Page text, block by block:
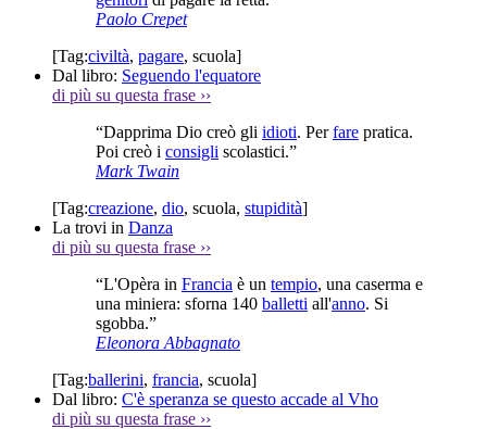
Paolo Crepet
[Tag:civiltà, pagare, scuola]
Dal libro: Seguendo l'equatore
di più su questa frase ››
“Dapprima Dio creò gli idioti. Perfare pratica.
Poi creò i consigli scolastici.”
Mark Twain
[Tag:creazione, dio, scuola, stupidità]
La trovi in Danza
di più su questa frase ››
“L'Opèra in Francia è un tempio, una caserma e
una miniera: sforna 140 balletti all'anno. Si
sgobba.”
Eleonora Abbagnato
[Tag:ballerini, francia, scuola]
Dal libro: C'è speranza se questo accade al Vho
di più su questa frase ››